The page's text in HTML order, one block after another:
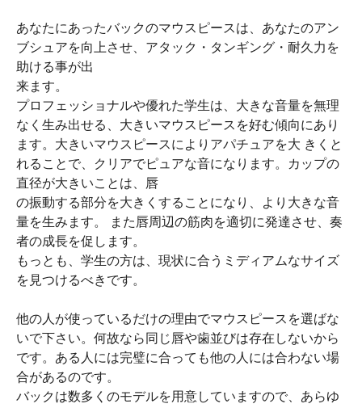
あなたにあったバックのマウスピースは、あなたのアン
ブシュアを向上させ、アタック・タンギング・耐久力を
助ける事が出
来ます。
プロフェッショナルや優れた学生は、大きな音量を無理
なく生み出せる、大きいマウスピースを好む傾向にあり
ます。大きいマウスピースによりアパチュアを大 きくと
れることで、クリアでピュアな音になります。カップの
直径が大きいことは、唇
の振動する部分を大きくすることになり、より大きな音
量を生みます。 また唇周辺の筋肉を適切に発達させ、奏
者の成長を促します。
もっとも、学生の方は、現状に合うミディアムなサイズ
を見つけるべきです。
他の人が使っているだけの理由でマウスピースを選ばな
いで下さい。何故なら同じ唇や歯並びは存在しないから
です。ある人には完璧に合っても他の人には合わない場
合があるのです。
バックは数多くのモデルを用意していますので、あらゆ